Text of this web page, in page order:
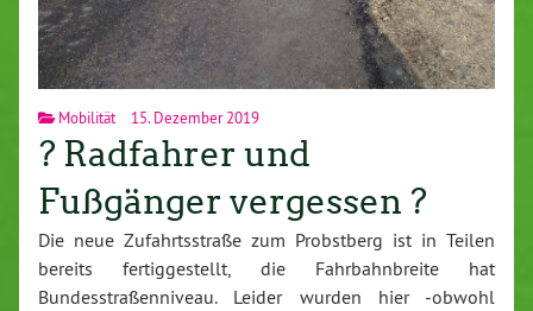
Mobilität 15. Dezember 2019
? Radfahrer und
Fußgänger vergessen ?
Die neue Zufahrtsstraße zum Probstberg ist in Teilen
bereits fertiggestellt, die Fahrbahnbreite hat
Bundesstraßenniveau. Leider wurden hier -obwohl